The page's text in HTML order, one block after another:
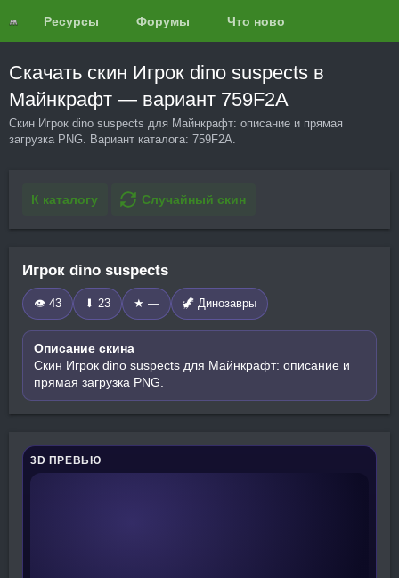
Ресурсы Форумы Что нового?
Скачать скин Игрок dino suspects в
Майнкрафт — вариант 759F2A
Скин Игрок dino suspects для Майнкрафт: описание и прямая
загрузка PNG. Вариант каталога: 759F2A.
К каталогу Случайный скин
Игрок dino suspects
👁 43 ⬇ 23 ★ — 🦖 Динозавры
Описание скина
Скин Игрок dino suspects для Майнкрафт: описание и
прямая загрузка PNG.
3D ПРЕВЬЮ